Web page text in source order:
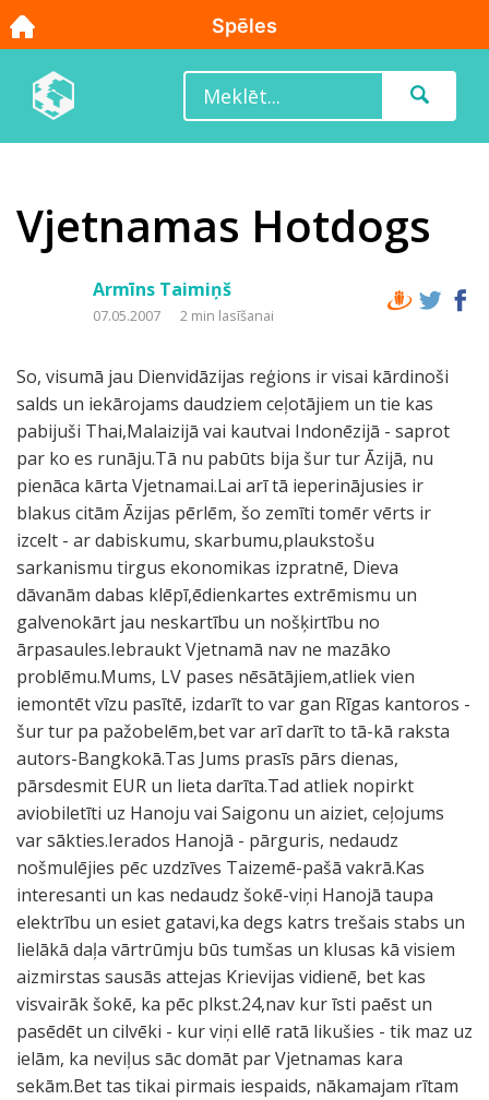
Vjetnamas Hotdogs
Armīns Taimiņš
07.05.2007 2 min lasīšanai
So, visumā jau Dienvidāzijas reģions ir visai kārdinoši
salds un iekārojams daudziem ceļotājiem un tie kas
pabijuši Thai,Malaizijā vai kautvai Indonēzijā - saprot
par ko es runāju.Tā nu pabūts bija šur tur Āzijā, nu
pienāca kārta Vjetnamai.Lai arī tā ieperinājusies ir
blakus citām Āzijas pērlēm, šo zemīti tomēr vērts ir
izcelt - ar dabiskumu, skarbumu,plaukstošu
sarkanismu tirgus ekonomikas izpratnē, Dieva
dāvanām dabas klēpī,ēdienkartes extrēmismu un
galvenokārt jau neskartību un nošķirtību no
ārpasaules.Iebraukt Vjetnamā nav ne mazāko
problēmu.Mums, LV pases nēsātājiem,atliek vien
iemontēt vīzu pasītē, izdarīt to var gan Rīgas kantoros -
šur tur pa pažobelēm,bet var arī darīt to tā-kā raksta
autors-Bangkokā.Tas Jums prasīs pārs dienas,
pārsdesmit EUR un lieta darīta.Tad atliek nopirkt
aviobiletīti uz Hanoju vai Saigonu un aiziet, ceļojums
var sākties.Ierados Hanojā - pārguris, nedaudz
nošmulējies pēc uzdzīves Taizemē-pašā vakrā.Kas
interesanti un kas nedaudz šokē-viņi Hanojā taupa
elektrību un esiet gatavi,ka degs katrs trešais stabs un
lielākā daļa vārtrūmju būs tumšas un klusas kā visiem
aizmirstas sausās attejas Krievijas vidienē, bet kas
visvairāk šokē, ka pēc plkst.24,nav kur īsti paēst un
pasēdēt un cilvēki - kur viņi ellē ratā likušies - tik maz uz
ielām, ka neviļus sāc domāt par Vjetnamas kara
sekām.Bet tas tikai pirmais iespaids, nākamajam rītam